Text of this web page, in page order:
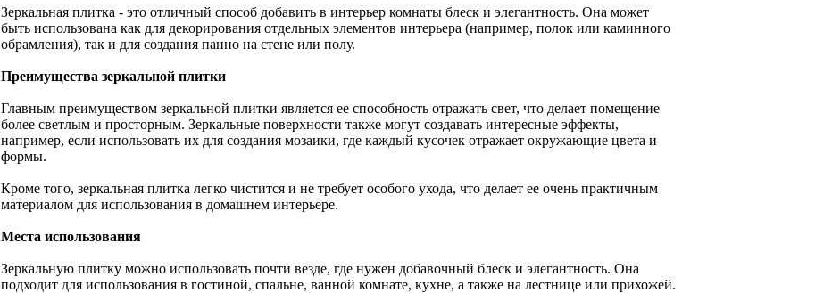
Зеркальная плитка - это отличный способ добавить в интерьер комнаты блеск и элегантность. Она может
быть использована как для декорирования отдельных элементов интерьера (например, полок или каминного
обрамления), так и для создания панно на стене или полу.
Преимущества зеркальной плитки
Главным преимуществом зеркальной плитки является ее способность отражать свет, что делает помещение
более светлым и просторным. Зеркальные поверхности также могут создавать интересные эффекты,
например, если использовать их для создания мозаики, где каждый кусочек отражает окружающие цвета и
формы.
Кроме того, зеркальная плитка легко чистится и не требует особого ухода, что делает ее очень практичным
материалом для использования в домашнем интерьере.
Места использования
Зеркальную плитку можно использовать почти везде, где нужен добавочный блеск и элегантность. Она
подходит для использования в гостиной, спальне, ванной комнате, кухне, а также на лестнице или прихожей.